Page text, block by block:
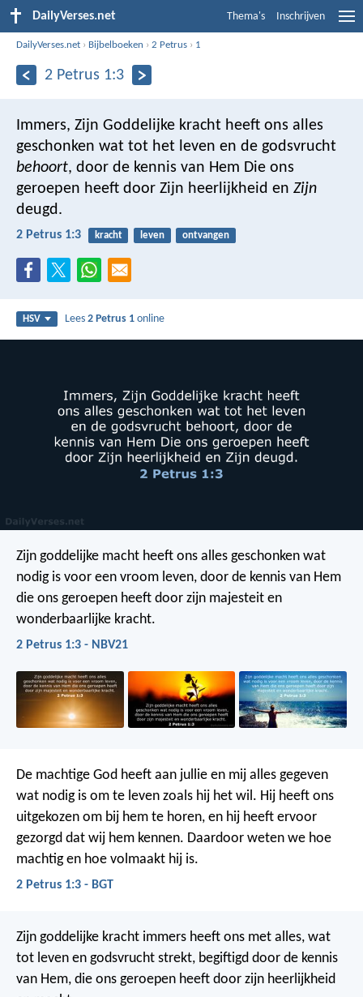
DailyVerses.net Thema's Inschrijven
DailyVerses.net › Bijbelboeken ›2 Petrus › 1
2 Petrus 1:3
Immers, Zijn Goddelijke kracht heeft ons alles
geschonken wat tot het leven en de godsvrucht
behoort, door de kennis van Hem Die ons
geroepen heeft door Zijn heerlijkheid en Zijn
deugd.
2 Petrus 1:3 kracht leven ontvangen
HSV Lees2 Petrus 1 online
Zijn goddelijke macht heeft ons alles geschonken wat
nodig is voor een vroom leven, door de kennis van Hem
die ons geroepen heeft door zijn majesteit en
wonderbaarlijke kracht.
2 Petrus 1:3 - NBV21
De machtige God heeft aan jullie en mij alles gegeven
wat nodig is om te leven zoals hij het wil. Hij heeft ons
uitgekozen om bij hem te horen, en hij heeft ervoor
gezorgd dat wij hem kennen. Daardoor weten we hoe
machtig en hoe volmaakt hij is.
2 Petrus 1:3 - BGT
Zijn goddelijke kracht immers heeft ons met alles, wat
tot leven en godsvrucht strekt, begiftigd door de kennis
van Hem, die ons geroepen heeft door zijn heerlijkheid